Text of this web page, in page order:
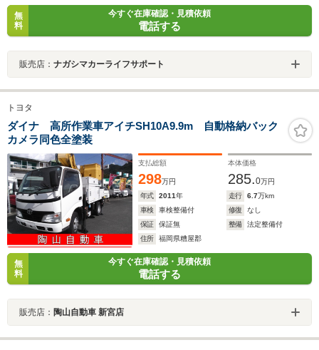
無
料
今すぐ在庫確認・見積依頼
電話する
販売店： ナガシマカーライフサポート
トヨタ
ダイナ 高所作業車アイチSH10A9.9m 自動格納バック
カメラ同色全塗装
支払総額
298万円
本体価格
285.0万円
年式
2011年 走行 6.7万km
車検
車検整備付 修復
なし
保証
保証無 整備
法定整備付
住所
福岡県糟屋郡
無
料
今すぐ在庫確認・見積依頼
電話する
販売店： 陶山自動車 新宮店